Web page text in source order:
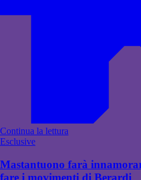
Continua la lettura
Esclusive
Mastantuono farà
fare i movimenti di Berardi